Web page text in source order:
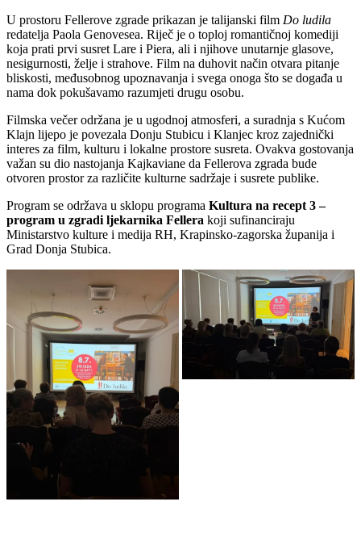
U prostoru Fellerove zgrade prikazan je talijanski film Do ludila
redatelja Paola Genovesea. Riječ je o toploj romantičnoj komediji
koja prati prvi susret Lare i Piera, ali i njihove unutarnje glasove,
nesigurnosti, želje i strahove. Film na duhovit način otvara pitanje
bliskosti, međusobnog upoznavanja i svega onoga što se događa u
nama dok pokušavamo razumjeti drugu osobu.
Filmska večer održana je u ugodnoj atmosferi, a suradnja s Kućom
Klajn lijepo je povezala Donju Stubicu i Klanjec kroz zajednički
interes za film, kulturu i lokalne prostore susreta. Ovakva gostovanja
važan su dio nastojanja Kajkaviane da Fellerova zgrada bude
otvoren prostor za različite kulturne sadržaje i susrete publike.
Program se održava u sklopu programa Kultura na recept 3 –
program u zgradi ljekarnika Fellera koji sufinanciraju
Ministarstvo kulture i medija RH, Krapinsko-zagorska županija i
Grad Donja Stubica.